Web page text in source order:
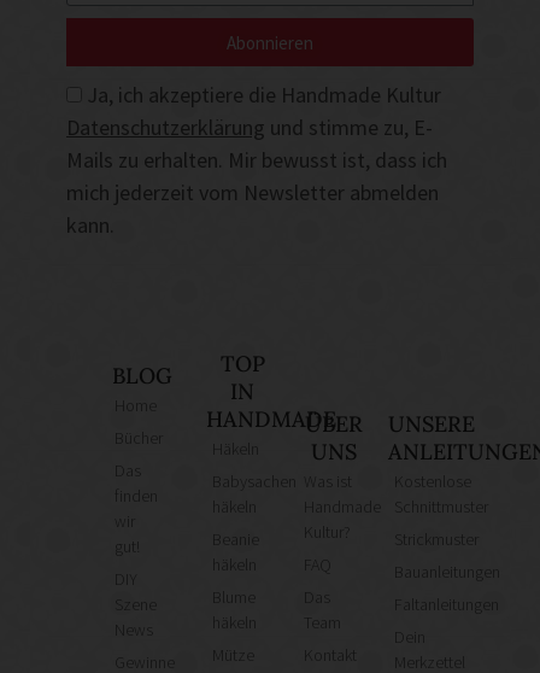
Ja, ich akzeptiere die Handmade Kultur
Datenschutzerklärung und stimme zu, E-
Mails zu erhalten. Mir bewusst ist, dass ich
mich jederzeit vom Newsletter abmelden
kann.
Abonnieren
BLOG
gut!
TOP
IN
HANDMADE
häkeln
häkeln
Mütze
ÜBER
UNS
Was ist
Kultur?
Das
Team
Kontakt
UNSERE
Kostenlose
Schnittmuster
Strickmuster
Bauanleitungen
Faltanleitungen
Merkzettel